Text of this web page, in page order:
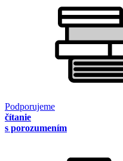
Podporujeme
čítanie
s porozumením